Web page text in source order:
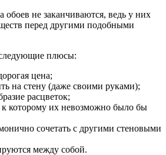
обоев не заканчиваются, ведь у них
перед другими подобными
плюсы:
цена;
на стену (даже своими руками);
расцветок;
к которому их невозможно было бы
сочетать с другими стеновыми
между собой.